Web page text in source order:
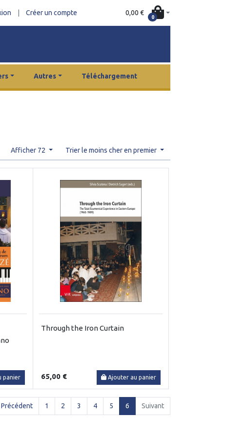
Créer un compte 0,00 €
0
Autres Téléchargement
Afficher 72 Trier le moins cher en premier
panier
Through the Iron Curtain
65,00 € Ajouter au panier
Précédent 1 2 3 4 5 6 (current)
Suivant